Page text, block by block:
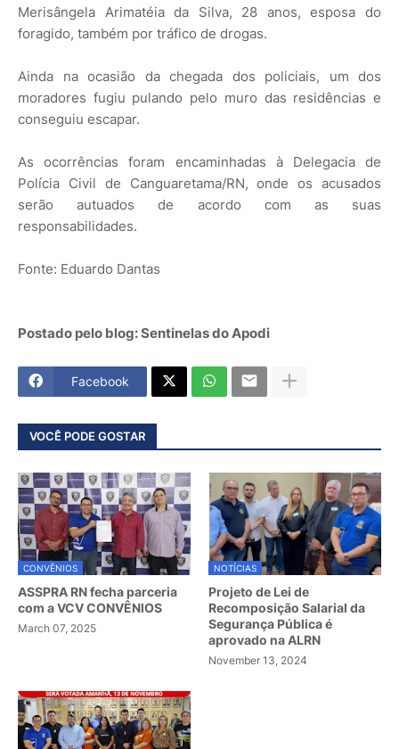
Merisângela Arimatéia da Silva, 28 anos, esposa do
foragido, também por tráfico de drogas.
Ainda na ocasião da chegada dos policiais, um dos
moradores fugiu pulando pelo muro das residências e
conseguiu escapar.
As ocorrências foram encaminhadas à Delegacia de
Polícia Civil de Canguaretama/RN, onde os acusados
serão autuados de acordo com as suas
responsabilidades.
Fonte: Eduardo Dantas
Postado pelo blog: Sentinelas do Apodi
Facebook
VOCÊ PODE GOSTAR
CONVÊNIOS
ASSPRA RN fecha parceria
com a VCV CONVÊNIOS
March 07, 2025
NOTÍCIAS
Projeto de Lei de
Recomposição Salarial da
Segurança Pública é
aprovado na ALRN
November 13, 2024